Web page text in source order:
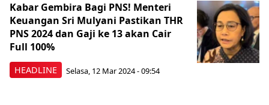
HEADLINE
Kabar Gembira Bagi PNS! Menteri
Keuangan Sri Mulyani Pastikan THR
PNS 2024 dan Gaji ke 13 akan Cair
Full 100%
Selasa, 12 Mar 2024 - 09:54